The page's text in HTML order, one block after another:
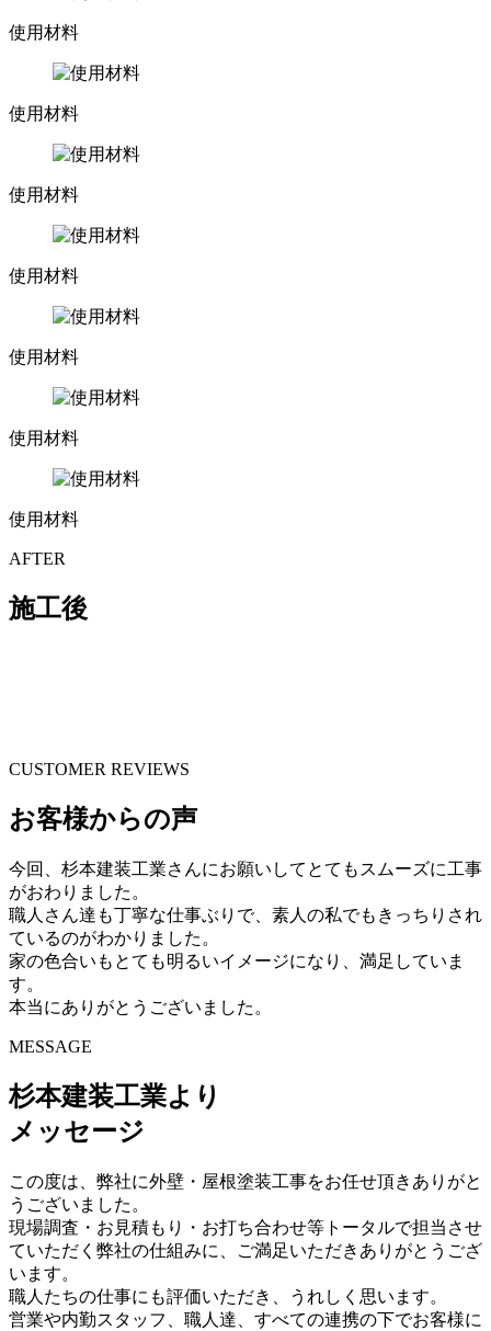
使用材料
使用材料
使用材料
使用材料
使用材料
使用材料
使用材料
AFTER
施工後
CUSTOMER REVIEWS
お客様からの声
今回、杉本建装工業さんにお願いしてとてもスムーズに工事
がおわりました。
職人さん達も丁寧な仕事ぶりで、素人の私でもきっちりされ
ているのがわかりました。
家の色合いもとても明るいイメージになり、満足していま
す。
本当にありがとうございました。
MESSAGE
杉本建装工業より
メッセージ
この度は、弊社に外壁・屋根塗装工事をお任せ頂きありがと
うございました。
現場調査・お見積もり・お打ち合わせ等トータルで担当させ
ていただく弊社の仕組みに、ご満足いただきありがとうござ
います。
職人たちの仕事にも評価いただき、うれしく思います。
営業や内勤スタッフ、職人達、すべての連携の下でお客様に